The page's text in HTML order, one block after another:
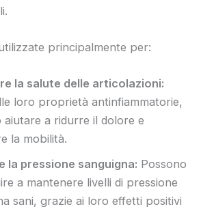
principalmente per:
la salute delle articolazioni:
loro proprietà antinfiammatorie,
aiutare a ridurre il dolore e
la mobilità.
la pressione sanguigna: Possono
a mantenere livelli di pressione
sani, grazie ai loro effetti positivi